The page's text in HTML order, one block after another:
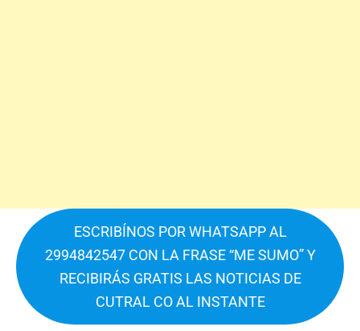
ESCRIBÍNOS POR WHATSAPP AL
2994842547 CON LA FRASE “ME SUMO” Y
RECIBIRÁS GRATIS LAS NOTICIAS DE
CUTRAL CO AL INSTANTE